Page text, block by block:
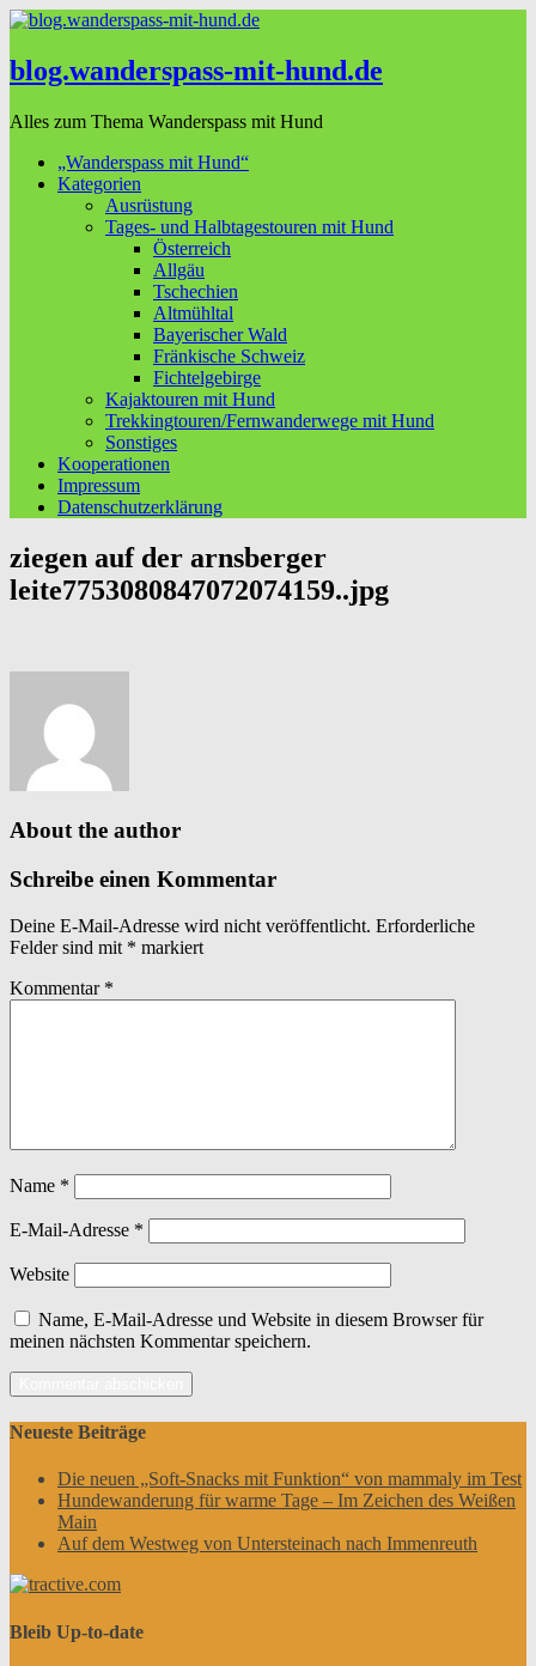
blog.wanderspass-mit-hund.de
Alles zum Thema Wanderspass mit Hund
„Wanderspass mit Hund“
Kategorien
Ausrüstung
Tages- und Halbtagestouren mit Hund
Österreich
Allgäu
Tschechien
Altmühltal
Bayerischer Wald
Fränkische Schweiz
Fichtelgebirge
Kajaktouren mit Hund
Trekkingtouren/Fernwanderwege mit Hund
Sonstiges
Kooperationen
Impressum
Datenschutzerklärung
ziegen auf der arnsberger
leite7753080847072074159..jpg
About the author
Schreibe einen Kommentar
Deine E-Mail-Adresse wird nicht veröffentlicht. Erforderliche
Felder sind mit * markiert
Kommentar *
Name *
E-Mail-Adresse *
Website
Name, E-Mail-Adresse und Website in diesem Browser für
meinen nächsten Kommentar speichern.
Neueste Beiträge
Die neuen „Soft-Snacks mit Funktion“ von mammaly im Test
Hundewanderung für warme Tage – Im Zeichen des Weißen
Main
Auf dem Westweg von Untersteinach nach Immenreuth
Bleib Up-to-date